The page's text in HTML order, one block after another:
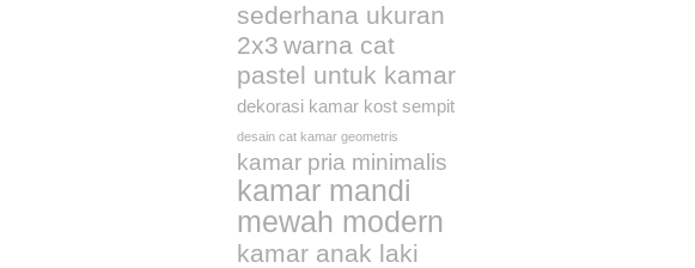
sederhana ukuran
2x3 warna cat
pastel untuk kamar
dekorasi kamar kost sempit
desain cat kamar geometris
kamar pria minimalis
kamar mandi
mewah modern
kamar anak laki